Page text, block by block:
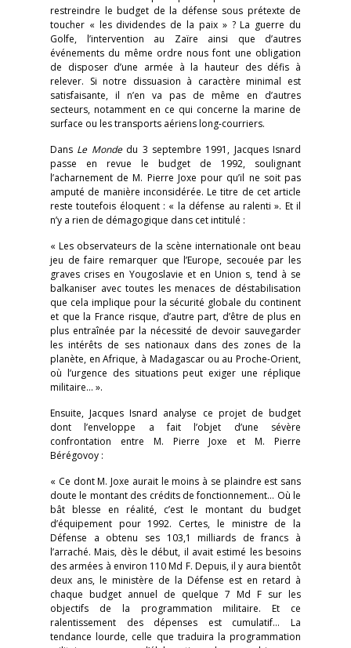
restreindre le budget de la défense sous prétexte de
toucher « les dividendes de la paix » ? La guerre du
Golfe, l’intervention au Zaïre ainsi que d’autres
événements du même ordre nous font une obligation
de disposer d’une armée à la hauteur des défis à
relever. Si notre dissuasion à caractère minimal est
satisfaisante, il n’en va pas de même en d’autres
secteurs, notamment en ce qui concerne la marine de
surface ou les transports aériens long-courriers.
Dans Le Monde du 3 septembre 1991, Jacques Isnard
passe en revue le budget de 1992, soulignant
l’acharnement de M. Pierre Joxe pour qu’il ne soit pas
amputé de manière inconsidérée. Le titre de cet article
reste toutefois éloquent : « la défense au ralenti ». Et il
n’y a rien de démagogique dans cet intitulé :
« Les observateurs de la scène internationale ont beau
jeu de faire remarquer que l’Europe, secouée par les
graves crises en Yougoslavie et en Union s, tend à se
balkaniser avec toutes les menaces de déstabilisation
que cela implique pour la sécurité globale du continent
et que la France risque, d’autre part, d’être de plus en
plus entraînée par la nécessité de devoir sauvegarder
les intérêts de ses nationaux dans des zones de la
planète, en Afrique, à Madagascar ou au Proche-Orient,
où l’urgence des situations peut exiger une réplique
militaire… ».
Ensuite, Jacques Isnard analyse ce projet de budget
dont l’enveloppe a fait l’objet d’une sévère
confrontation entre M. Pierre Joxe et M. Pierre
Bérégovoy :
« Ce dont M. Joxe aurait le moins à se plaindre est sans
doute le montant des crédits de fonctionnement… Où le
bât blesse en réalité, c’est le montant du budget
d’équipement pour 1992. Certes, le ministre de la
Défense a obtenu ses 103,1 milliards de francs à
l’arraché. Mais, dès le début, il avait estimé les besoins
des armées à environ 110 Md F. Depuis, il y aura bientôt
deux ans, le ministère de la Défense est en retard à
chaque budget annuel de quelque 7 Md F sur les
objectifs de la programmation militaire. Et ce
ralentissement des dépenses est cumulatif… La
tendance lourde, celle que traduira la programmation